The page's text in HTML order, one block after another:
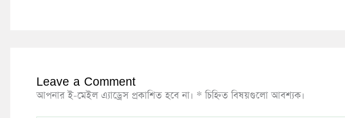
Leave a Comment
আপনার ই-মেইল এ্যাড্রেস প্রকাশিত হবে না। * চিহ্নিত বিষয়গুলো আবশ্যক।